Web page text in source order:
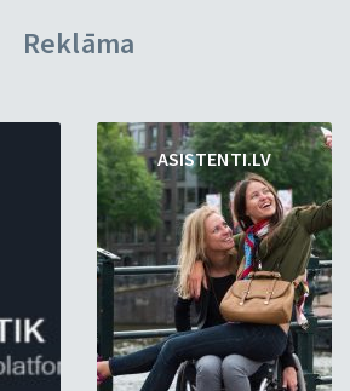
Reklāma
ASISTENTI.LV